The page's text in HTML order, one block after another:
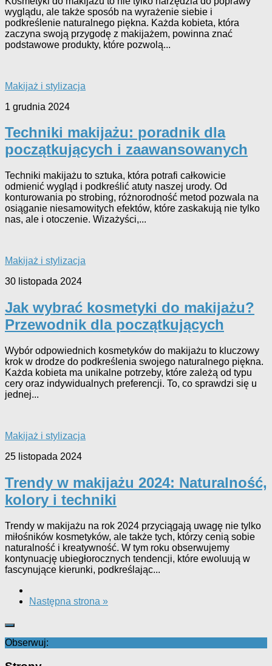
wyglądu, ale także sposób na wyrażenie siebie i
podkreślenie naturalnego piękna. Każda kobieta, która
zaczyna swoją przygodę z makijażem, powinna znać
podstawowe produkty, które pozwolą...
Makijaż i stylizacja
1 grudnia 2024
Techniki makijażu: poradnik dla
początkujących i zaawansowanych
Techniki makijażu to sztuka, która potrafi całkowicie
odmienić wygląd i podkreślić atuty naszej urody. Od
konturowania po strobing, różnorodność metod pozwala na
osiąganie niesamowitych efektów, które zaskakują nie tylko
nas, ale i otoczenie. Wizażyści,...
Makijaż i stylizacja
30 listopada 2024
Jak wybrać kosmetyki do makijażu?
Przewodnik dla początkujących
Wybór odpowiednich kosmetyków do makijażu to kluczowy
krok w drodze do podkreślenia swojego naturalnego piękna.
Każda kobieta ma unikalne potrzeby, które zależą od typu
cery oraz indywidualnych preferencji. To, co sprawdzi się u
jednej...
Makijaż i stylizacja
25 listopada 2024
Trendy w makijażu 2024: Naturalność,
kolory i techniki
Trendy w makijażu na rok 2024 przyciągają uwagę nie tylko
miłośników kosmetyków, ale także tych, którzy cenią sobie
naturalność i kreatywność. W tym roku obserwujemy
kontynuację ubiegłorocznych tendencji, które ewoluują w
fascynujące kierunki, podkreślając...
Następna strona »
Obserwuj: